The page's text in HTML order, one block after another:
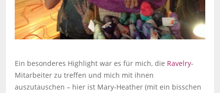
Ein besonderes Highlight war es für mich, die Ravelry-
Mitarbeiter zu treffen und mich mit ihnen
auszutauschen – hier ist Mary-Heather (mit ein bisschen